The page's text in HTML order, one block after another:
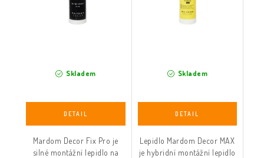
Skladem
Mardom Decor Fix Pro je
silné montážní lepidlo na
Skladem
Lepidlo Mardom Decor MAX
je hybridní montážní lepidlo